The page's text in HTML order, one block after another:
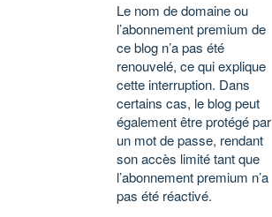
Le nom de domaine ou
l’abonnement premium de
ce blog n’a pas été
renouvelé, ce qui explique
cette interruption. Dans
certains cas, le blog peut
également être protégé par
un mot de passe, rendant
son accès limité tant que
l’abonnement premium n’a
pas été réactivé.